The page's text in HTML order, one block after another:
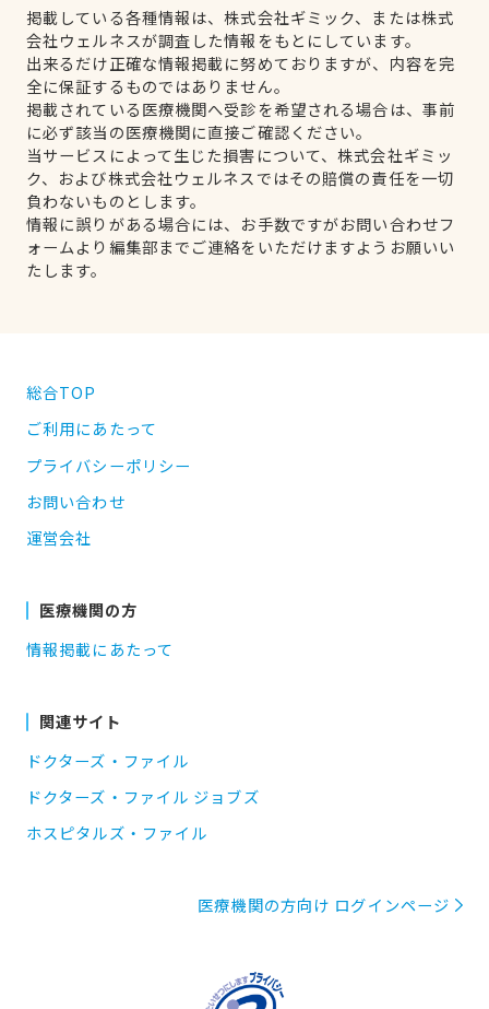
掲載している各種情報は、株式会社ギミック、または株式
会社ウェルネスが調査した情報をもとにしています。
出来るだけ正確な情報掲載に努めておりますが、内容を完
全に保証するものではありません。
掲載されている医療機関へ受診を希望される場合は、事前
に必ず該当の医療機関に直接ご確認ください。
当サービスによって生じた損害について、株式会社ギミッ
ク、および株式会社ウェルネスではその賠償の責任を一切
負わないものとします。
情報に誤りがある場合には、お手数ですがお問い合わせフ
ォームより編集部までご連絡をいただけますようお願いい
たします。
総合TOP
ご利用にあたって
プライバシーポリシー
お問い合わせ
運営会社
医療機関の方
情報掲載にあたって
関連サイト
ドクターズ・ファイル
ドクターズ・ファイル ジョブズ
ホスピタルズ・ファイル
医療機関の方向け ログインページ